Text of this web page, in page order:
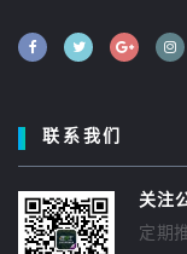
联系我们
关注
定期